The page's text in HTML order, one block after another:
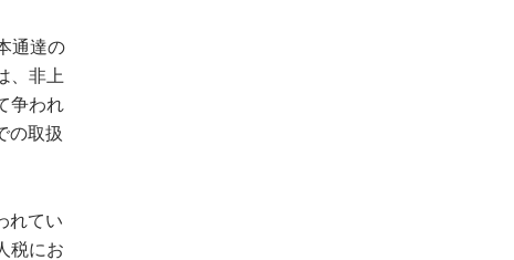
通達の
、非上
争われ
の取扱
れてい
税にお